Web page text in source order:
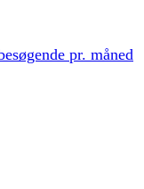
pr. måned